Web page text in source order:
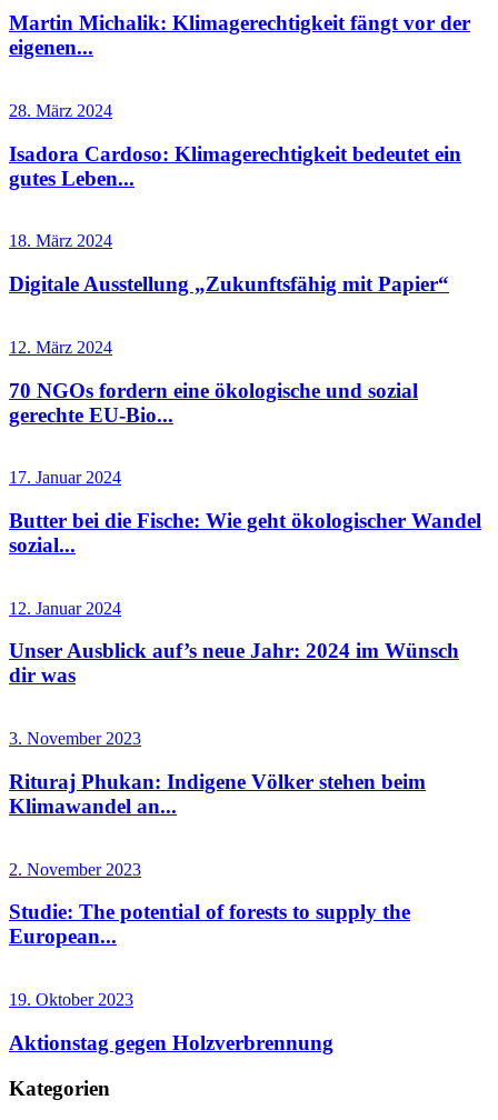
Martin Michalik: Klimagerechtigkeit fängt vor der
eigenen...
28. März 2024
Isadora Cardoso: Klimagerechtigkeit bedeutet ein
gutes Leben...
18. März 2024
Digitale Ausstellung „Zukunftsfähig mit Papier“
12. März 2024
70 NGOs fordern eine ökologische und sozial
gerechte EU-Bio...
17. Januar 2024
Butter bei die Fische: Wie geht ökologischer Wandel
sozial...
12. Januar 2024
Unser Ausblick auf’s neue Jahr: 2024 im Wünsch
dir was
3. November 2023
Rituraj Phukan: Indigene Völker stehen beim
Klimawandel an...
2. November 2023
Studie: The potential of forests to supply the
European...
19. Oktober 2023
Aktionstag gegen Holzverbrennung
Kategorien